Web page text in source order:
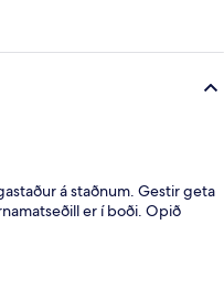
á staðnum. Gestir geta
er í boði. Opið